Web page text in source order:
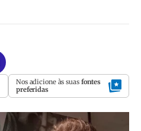
Nos adicione às suas fontes
preferidas